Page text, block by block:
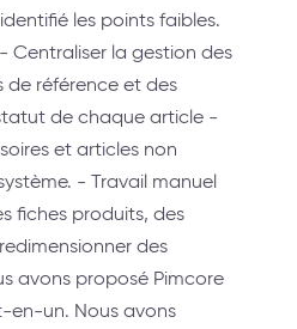
les points faibles.
Centraliser la gestion des
de référence et des
de chaque article -
et articles non
- Travail manuel
fiches produits, des
des
avons proposé Pimcore
un. Nous avons